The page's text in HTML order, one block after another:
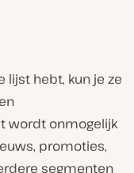
lijst hebt, kun je ze
wordt onmogelijk
promoties,
segmenten